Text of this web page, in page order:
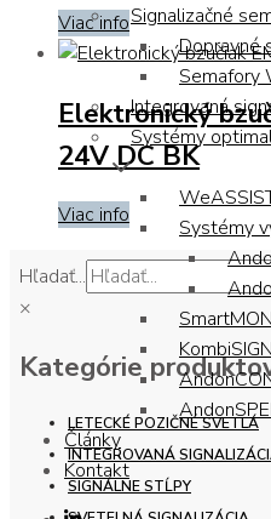
Signalizačné
Dopravné
Semafory
Integrovaná
Systémy
Systémy
Články
Kontakt
Viac info
Elektronický
24V DC BK
Viac info
Hľadať...
×
Kategórie
LETECKÉ POZIČNÉ SVETLÁ
INTEGROVANÁ
SIGNÁLNE STĹPY